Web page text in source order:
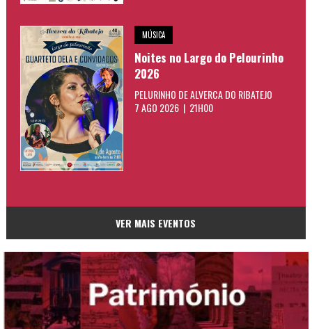
MÚSICA
Noites no Largo do Pelourinho
2026
PELURINHO DE ALVERCA DO RIBATEJO
7 AGO 2026 | 21H00
VER MAIS EVENTOS